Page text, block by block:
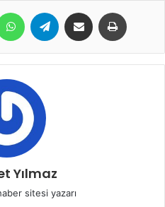
WhatsAppTelegram E-Posta ile paylaş
Yılmaz
sitesi yazarı